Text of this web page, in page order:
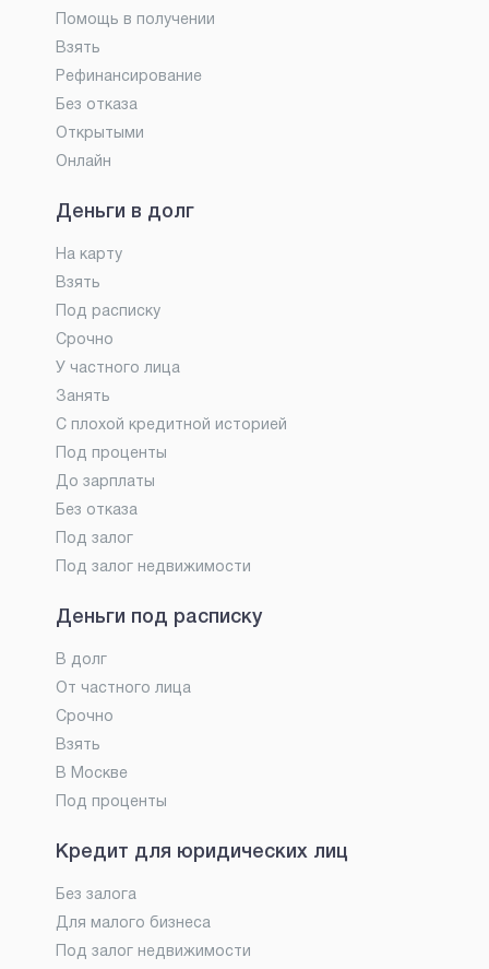
Помощь в получении
Взять
Рефинансирование
Без отказа
Открытыми
Онлайн
Деньги в долг
На карту
Взять
Под расписку
Срочно
У частного лица
Занять
С плохой кредитной историей
Под проценты
До зарплаты
Без отказа
Под залог
Под залог недвижимости
Деньги под расписку
В долг
От частного лица
Срочно
Взять
В Москве
Под проценты
Кредит для юридических лиц
Без залога
Для малого бизнеса
Под залог недвижимости